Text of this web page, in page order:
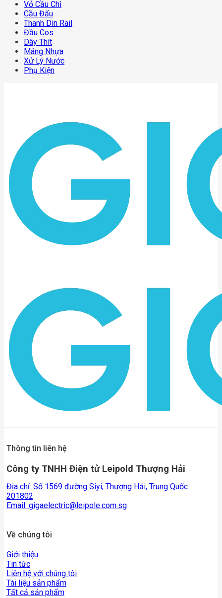
Vỏ Cầu Chì
Cầu Đấu
Thanh Din Rail
Đầu Cos
Dây Thít
Máng Nhựa
Xử Lý Nước
Phụ Kiện
Thông tin liên hệ
Công ty TNHH Điện tử Leipold Thượng Hải
Địa chỉ: Số 1569 đường Siyi, Thượng Hải, Trung Quốc
201802
Email: gigaelectric@leipole.com.sg
Về chúng tôi
Giới thiệu
Tin tức
Liên hệ với chúng tôi
Tài liệu sản phẩm
Tất cả sản phẩm